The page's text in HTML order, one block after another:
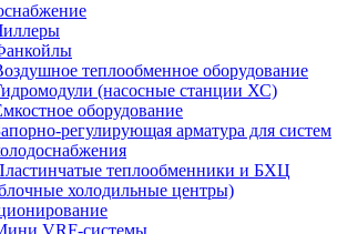
теплообменное оборудование
(насосные станции ХС)
оборудование
регулирующая арматура для систем
теплообменники и БХЦ
холодильные центры)
VRF-системы